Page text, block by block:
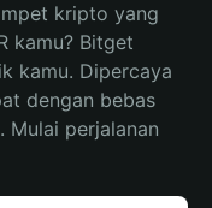
kripto yang
kamu? Bitget
kamu. Dipercaya
dengan bebas
Mulai perjalanan